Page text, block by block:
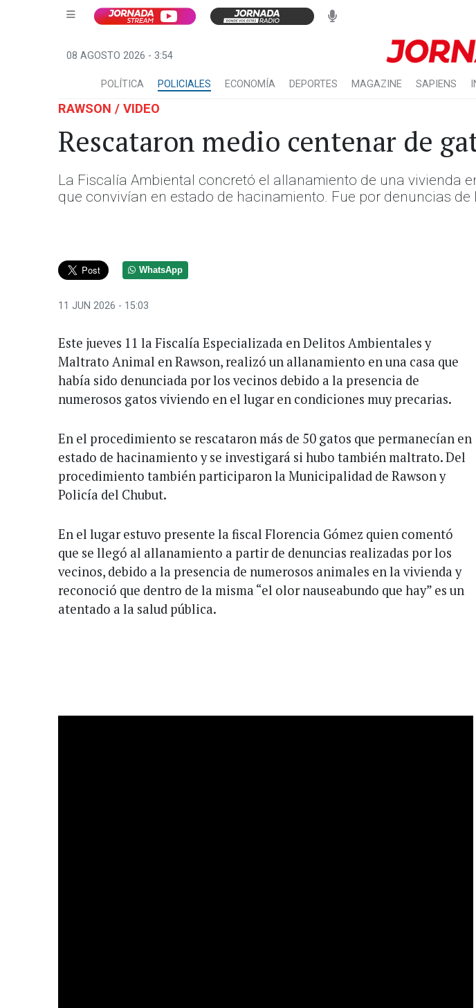
08 AGOSTO 2026 - 3:54
POLÍTICA POLICIALES ECONOMÍA DEPORTES MAGAZINE SAPIENS
RAWSON / VIDEO
Rescataron medio centenar de
La Fiscalía Ambiental concretó el allanamiento de una vivienda
que convivían en estado de hacinamiento. Fue por denuncias de
WhatsApp
11 JUN 2026 - 15:03
Este jueves 11 la Fiscalía Especializada en Delitos Ambientales y
Maltrato Animal en Rawson, realizó un allanamiento en una casa que
había sido denunciada por los vecinos debido a la presencia de
numerosos gatos viviendo en el lugar en condiciones muy precarias.
En el procedimiento se rescataron más de 50 gatos que permanecían en
estado de hacinamiento y se investigará si hubo también maltrato. Del
procedimiento también participaron la Municipalidad de Rawson y
Policía del Chubut.
En el lugar estuvo presente la fiscal Florencia Gómez quien comentó
que se llegó al allanamiento a partir de denuncias realizadas por los
vecinos, debido a la presencia de numerosos animales en la vivienda y
reconoció que dentro de la misma “el olor nauseabundo que hay” es un
atentado a la salud pública.